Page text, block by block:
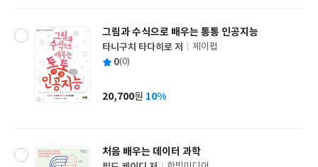
그림과 수식으로 배우는 통통 인공지능
글
쓴
타니구치 타다히로 저
출
사
제이펍
평 0(0)
가
20,700원 10%
처음 배우는 데이터 과학